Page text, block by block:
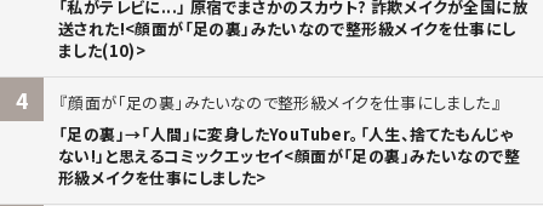
「私がテレビに...」 原宿でまさかのスカウト? 詐欺メイクが全国に放
送された!<顔面が「足の裏」みたいなので整形級メイクを仕事にし
ました(10)>
4
顔面が「足の裏」みたいなので整形級メイクを仕事にしました
「足の裏」→「人間」に変身したYouTuber。「人生、捨てたもんじゃ
ない!」と思えるコミックエッセイ<顔面が「足の裏」みたいなので整
形級メイクを仕事にしました>